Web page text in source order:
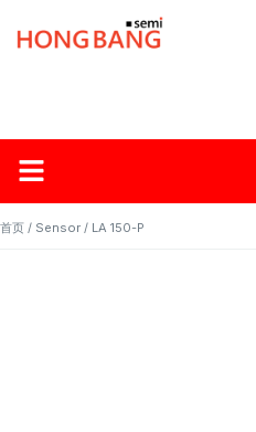
首页 / Sensor / LA 150-P